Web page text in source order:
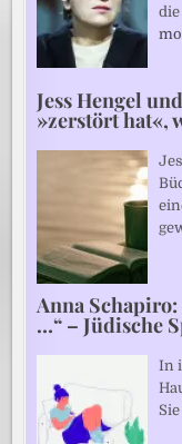
Jess Hengel
»zerstört hat«,
Anna
…“ – Jüdische
In